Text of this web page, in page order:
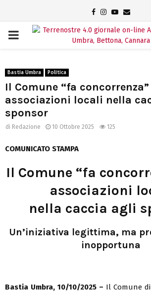
Facebook
Instagram
Youtube
Email
PRIMARY
Bastia Umbra Politica
Il Comune “fa
associazioni locali nella
sponsor
di Redazione 10 Ottobre 2025 125
COMUNICATO STAMPA
Il Comune “fa
associazioni
nella caccia agli
Un’iniziativa legittima, ma
inopportuna
Bastia Umbra, 10/10/2025 – Il Comune